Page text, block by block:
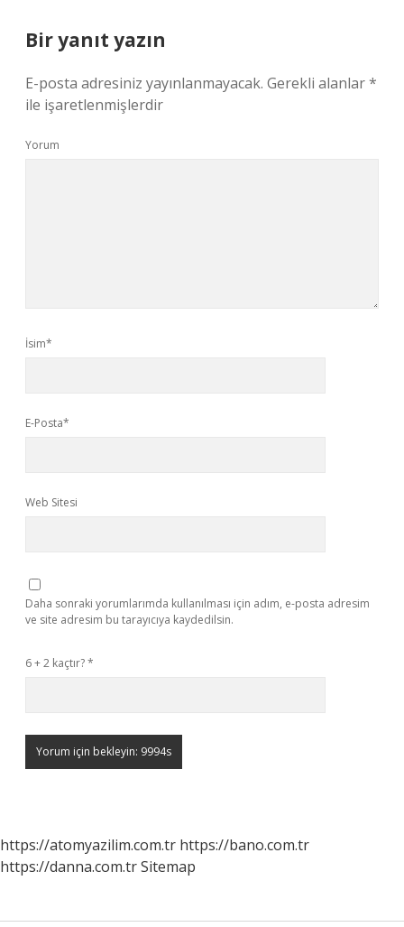
Bir yanıt yazın
E-posta adresiniz yayınlanmayacak. Gerekli alanlar*
ile işaretlenmişlerdir
Yorum
İsim*
E-Posta*
Web Sitesi
Daha sonraki yorumlarımda kullanılması için adım, e-posta adresim
ve site adresim bu tarayıcıya kaydedilsin.
6 + 2 kaçtır?*
https://atomyazilim.com.tr https://bano.com.tr
https://danna.com.trSitemap